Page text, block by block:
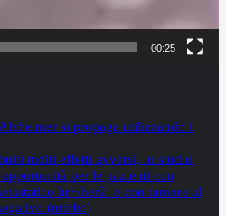
00:25
si propaga utilizzando i
molti effetti avversi, lo studio
per le pazienti con
hr+/her2- e con tumore al
(mtnbc)